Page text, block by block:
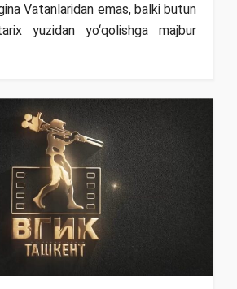
Vatanlaridan emas, balki butun
yuzidan yo‘qolishga majbur